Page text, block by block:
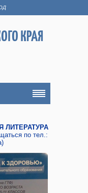
КРАЯ
ЛИТЕРАТУРА
по тел.: